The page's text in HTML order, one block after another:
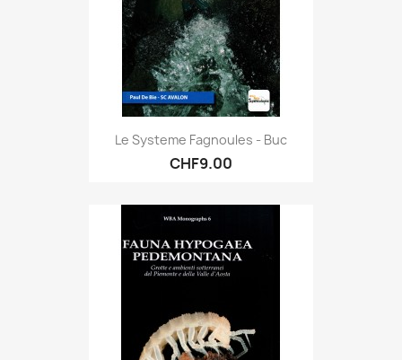
Le Systeme Fagnoules - Buc
CHF9.00